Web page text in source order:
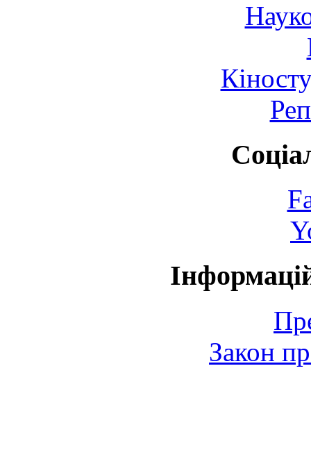
Закон